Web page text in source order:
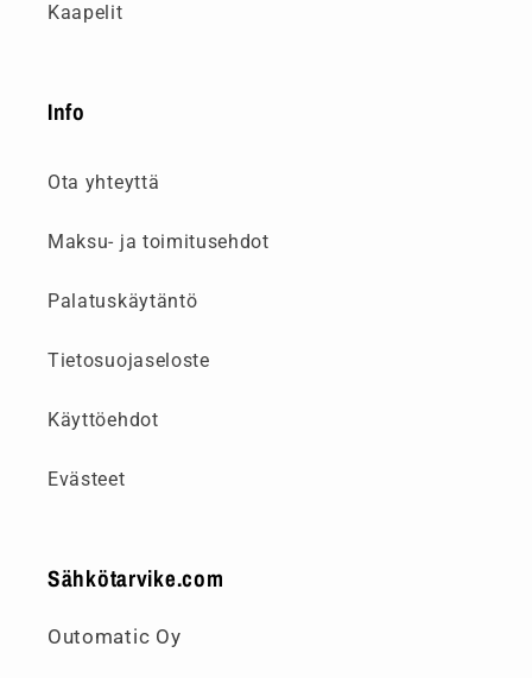
Kaapelit
Info
Ota yhteyttä
Maksu- ja toimitusehdot
Palatuskäytäntö
Tietosuojaseloste
Käyttöehdot
Evästeet
Sähkötarvike.com
Outomatic Oy